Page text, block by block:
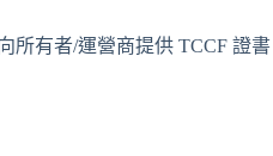
有者/運營商提供 TCCF 證書